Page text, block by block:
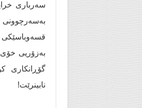
سەرباری
بەسەرچوونی
قسەوباسێکی
بەزۆریی خۆی
گۆڕانکاری
نابینرێت!